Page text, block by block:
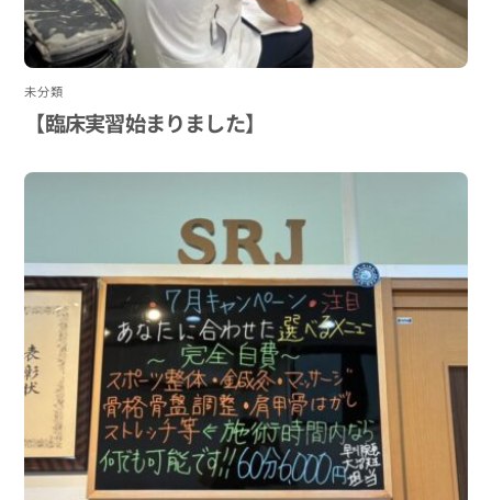
未分類
【臨床実習始まりました】